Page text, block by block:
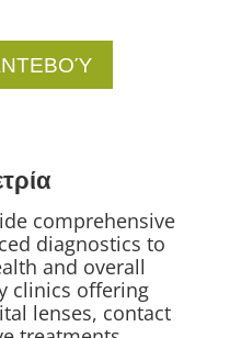
comprehensive
diagnostics to
and overall
clinics offering
lenses, contact